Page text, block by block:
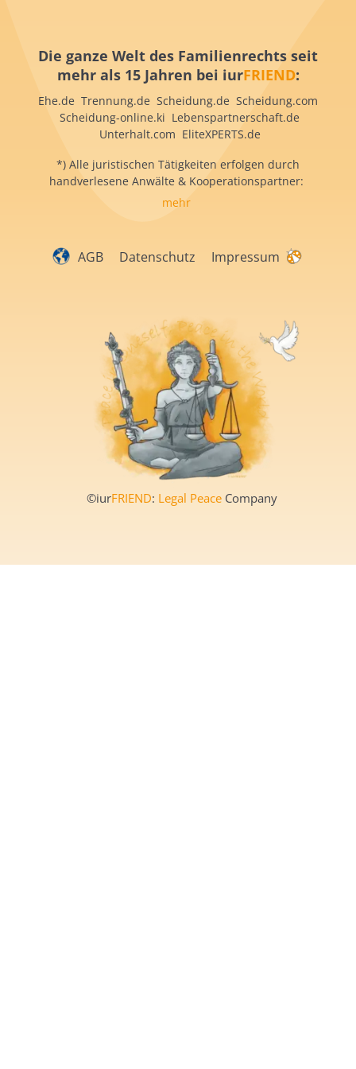
Die ganze Welt des Familienrechts seit
mehr als 15 Jahren bei iurFRIEND:
Ehe.de Trennung.de Scheidung.de Scheidung.com
Scheidung-online.ki Lebenspartnerschaft.de
Unterhalt.com EliteXPERTS.de
*) Alle juristischen Tätigkeiten erfolgen durch
handverlesene Anwälte & Kooperationspartner:
mehr
AGB Datenschutz Impressum
©iurFRIEND: Legal Peace Company